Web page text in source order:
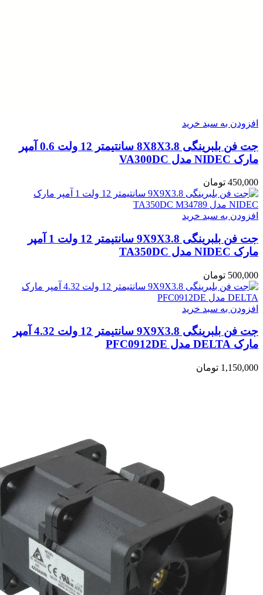
افزودن به سبد خرید
جت فن بلبرینگی 8X8X3.8 سانتیمتر 12 ولت 0.6 آمپر
مارک NIDEC مدل VA300DC
450,000 تومان
افزودن به سبد خرید
جت فن بلبرینگی 9X9X3.8 سانتیمتر 12 ولت 1 آمپر
مارک NIDEC مدل TA350DC
500,000 تومان
افزودن به سبد خرید
جت فن بلبرینگی 9X9X3.8 سانتیمتر 12 ولت 4.32 آمپر
مارک DELTA مدل PFC0912DE
1,150,000 تومان